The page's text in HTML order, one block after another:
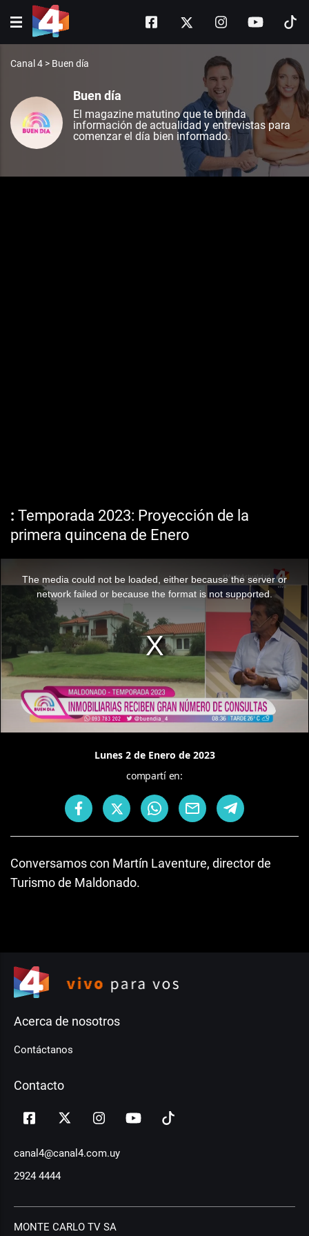
Canal 4 > Buen día
Buen día
El magazine matutino que te brinda
información de actualidad y entrevistas para
comenzar el día bien informado.
Temporada 2023: Proyección de la
primera quincena de Enero
The media could not be loaded, either because the server or
network failed or because the format is not supported.
Lunes 2 de Enero de 2023
compartí en:
Conversamos con Martín Laventure, director de
Turismo de Maldonado.
Acerca de nosotros
Contáctanos
Contacto
canal4@canal4.com.uy
2924 4444
MONTE CARLO TV SA